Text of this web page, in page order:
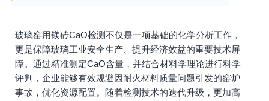
玻璃窑用镁砖CaO检测不仅是一项基础的化学分析工作，
更是保障玻璃工业安全生产、提升经济效益的重要技术屏
障。通过精准测定CaO含量，并结合材料学理论进行科学
评判，企业能够有效规避因耐火材料质量问题引发的窑炉
事故，优化资源配置。随着检测技术的迭代升级，更加高